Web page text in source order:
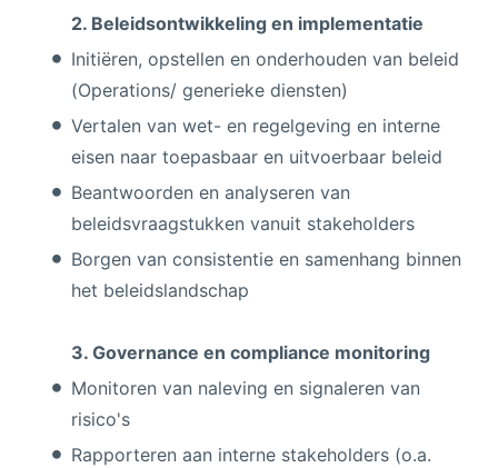
2. Beleidsontwikkeling en implementatie
Initiëren, opstellen en onderhouden van beleid
(Operations/ generieke diensten)
Vertalen van wet- en regelgeving en interne
eisen naar toepasbaar en uitvoerbaar beleid
Beantwoorden en analyseren van
beleidsvraagstukken vanuit stakeholders
Borgen van consistentie en samenhang binnen
het beleidslandschap
3. Governance en compliance monitoring
Monitoren van naleving en signaleren van
risico's
Rapporteren aan interne stakeholders (o.a.